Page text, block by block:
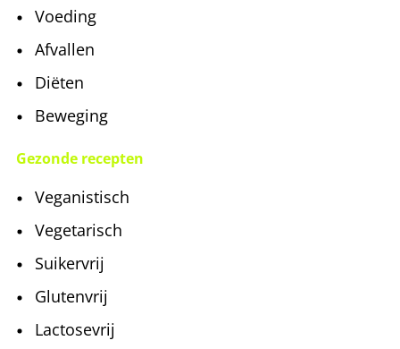
Voeding
Afvallen
Diëten
Beweging
Gezonde recepten
Veganistisch
Vegetarisch
Suikervrij
Glutenvrij
Lactosevrij